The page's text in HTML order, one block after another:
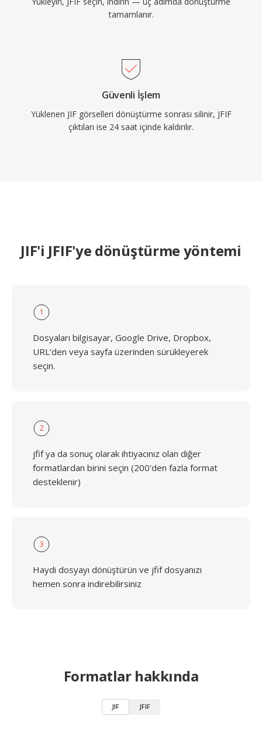
tamamlanır.
Güvenli İşlem
Yüklenen JIF görselleri dönüştürme sonrası silinir, JFIF
çıktıları ise 24 saat içinde kaldırılır.
JIF'i JFIF'ye dönüştürme yöntemi
1
Dosyaları bilgisayar, Google Drive, Dropbox,
URL'den veya sayfa üzerinden sürükleyerek
seçin.
2
jfif ya da sonuç olarak ihtiyacınız olan diğer
formatlardan birini seçin (200'den fazla format
desteklenir)
3
Haydi dosyayı dönüştürün ve jfif dosyanızı
hemen sonra indirebilirsiniz
Formatlar hakkında
JIF JFIF